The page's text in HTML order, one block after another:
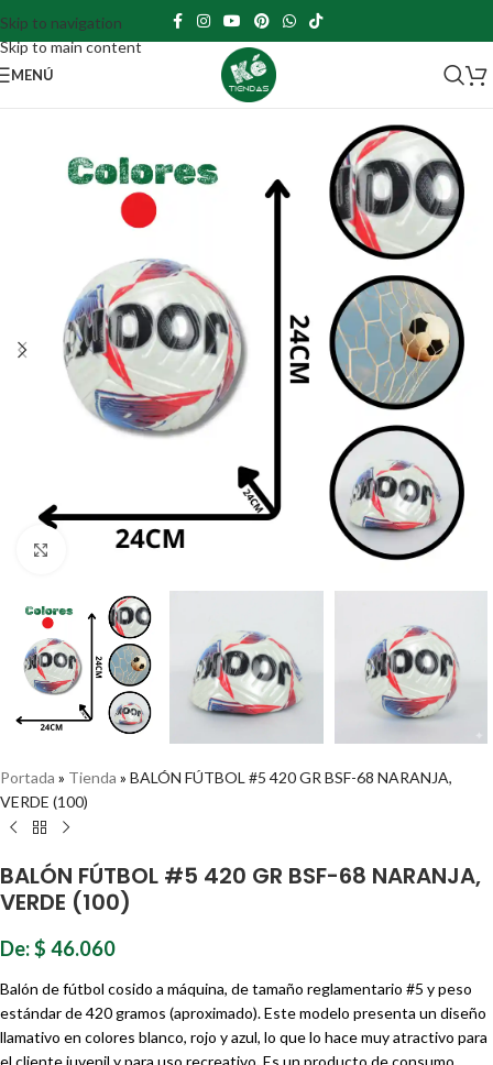
Skip to navigation
Skip to main content
MENÚ
Haz clic para ampliar
Portada » Tienda » BALÓN FÚTBOL #5 420 GR BSF-68 NARANJA,
VERDE (100)
BALÓN FÚTBOL #5 420 GR BSF-68 NARANJA,
VERDE (100)
De:$ 46.060
Balón de fútbol cosido a máquina, de tamaño reglamentario #5 y peso
estándar de 420 gramos (aproximado). Este modelo presenta un diseño
llamativo en colores blanco, rojo y azul, lo que lo hace muy atractivo para